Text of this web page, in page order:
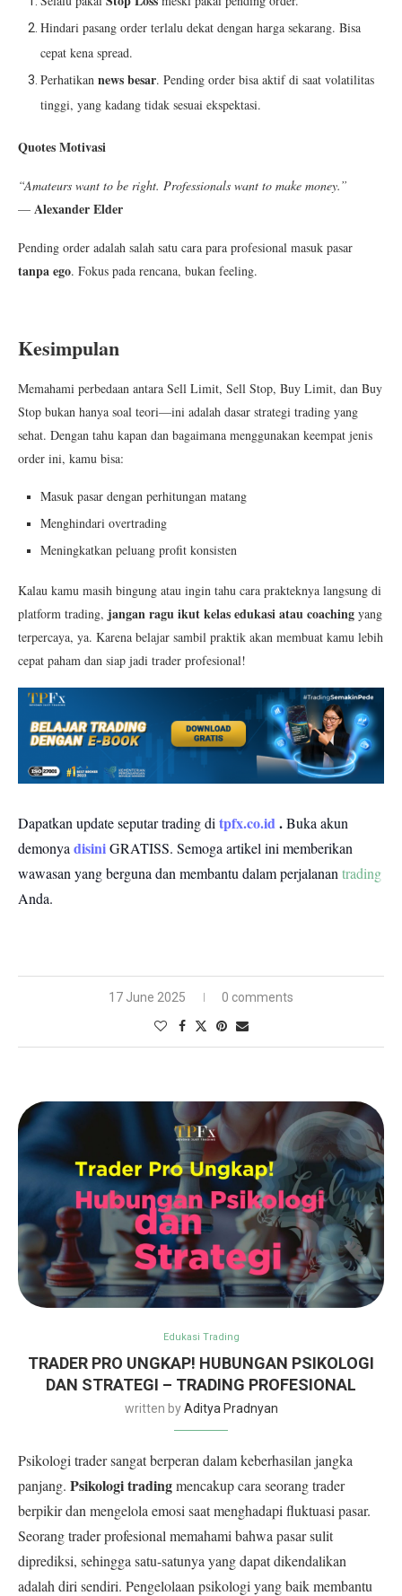
Hindari pasang order terlalu dekat dengan harga sekarang. Bisa
cepat kena spread.
Perhatikan news besar. Pending order bisa aktif di saat volatilitas
tinggi, yang kadang tidak sesuai ekspektasi.
Quotes Motivasi
“Amateurs want to be right. Professionals want to make money.”
— Alexander Elder
Pending order adalah salah satu cara para profesional masuk pasar
tanpa ego. Fokus pada rencana, bukan feeling.
Kesimpulan
Memahami perbedaan antara Sell Limit, Sell Stop, Buy Limit, dan Buy
Stop bukan hanya soal teori—ini adalah dasar strategi trading yang
sehat. Dengan tahu kapan dan bagaimana menggunakan keempat jenis
order ini, kamu bisa:
Masuk pasar dengan perhitungan matang
Menghindari overtrading
Meningkatkan peluang profit konsisten
Kalau kamu masih bingung atau ingin tahu cara prakteknya langsung di
platform trading, jangan ragu ikut kelas edukasi atau coaching yang
terpercaya, ya. Karena belajar sambil praktik akan membuat kamu lebih
cepat paham dan siap jadi trader profesional!
Dapatkan update seputar trading ditpfx.co.id.Buka akun
demonyadisiniGRATISS. Semoga artikel ini memberikan
wawasan yang berguna dan membantu dalam perjalanantrading
Anda.
17 June 2025 0 comments
Edukasi Trading
TRADER PRO UNGKAP! HUBUNGAN PSIKOLOGI
DAN STRATEGI – TRADING PROFESIONAL
written byAditya Pradnyan
Psikologi trader sangat berperan dalam keberhasilan jangka
panjang. Psikologi tradingmencakup cara seorang trader
berpikir dan mengelola emosi saat menghadapi fluktuasi pasar.
Seorang trader profesional memahami bahwa pasar sulit
diprediksi, sehingga satu-satunya yang dapat dikendalikan
adalah diri sendiri. Pengelolaan psikologi yang baik membantu